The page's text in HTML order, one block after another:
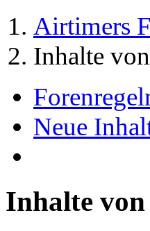
Airtimers
Inhalte
Neue
Inhalte